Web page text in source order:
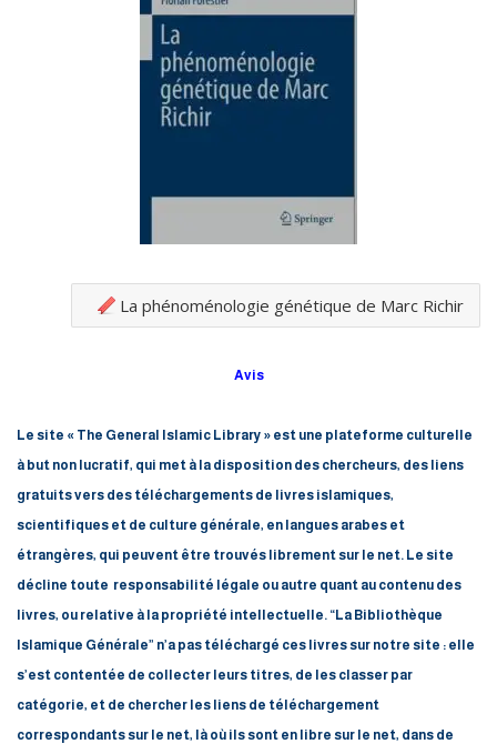
La phénoménologie génétique de Marc Richir
Avis
Le site « The General Islamic Library » est une plateforme culturelle
à but non lucratif, qui met à la disposition des chercheurs, des liens
gratuits vers des téléchargements de livres islamiques,
scientifiques et de culture générale, en langues arabes et
étrangères, qui peuvent être trouvés librement sur le net. Le site
décline toute responsabilité légale ou autre quant au contenu des
livres, ou relative à la propriété intellectuelle. “La Bibliothèque
Islamique Générale” n’a pas téléchargé ces livres sur notre site : elle
s’est contentée de collecter leurs titres, de les classer par
catégorie, et de chercher les liens de téléchargement
correspondants sur le net, là où ils sont en libre sur le net, dans de